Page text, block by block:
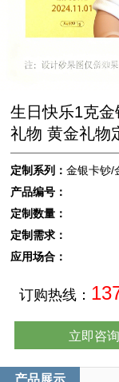
生日快乐1克
礼物 黄金礼物
定制系列：金银卡钞/
产品编号：
定制数量：
定制需求：
应用场合：
订购热线：
立即咨询